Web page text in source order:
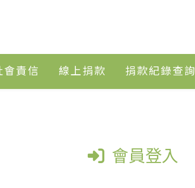
會責信 線上捐款 捐款紀錄查詢
會員登入